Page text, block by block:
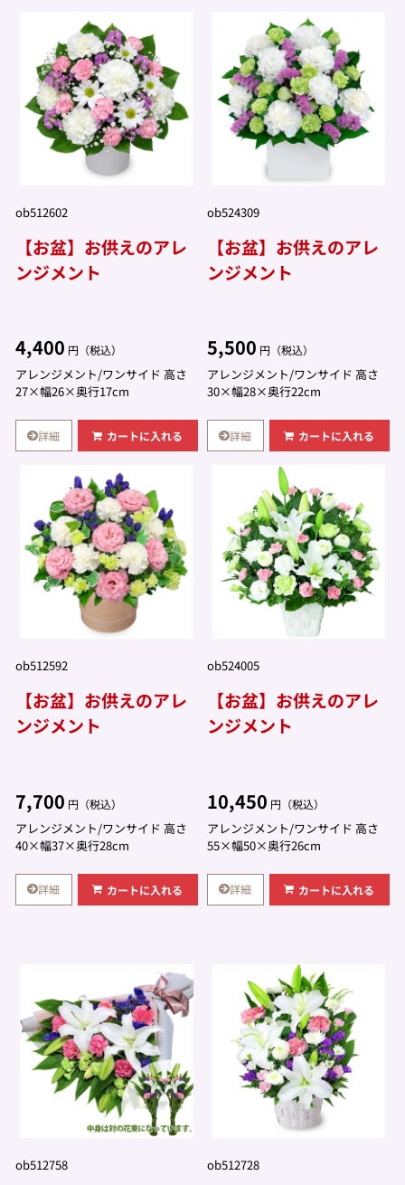
ob512602
【お盆】お供えのアレ
ンジメント
4,400 円（税込）
アレンジメント/ワンサイド 高さ
27×幅26×奥行17cm
詳細 カートに入れる
ob524309
【お盆】お供えのアレ
ンジメント
5,500 円（税込）
アレンジメント/ワンサイド 高さ
30×幅28×奥行22cm
詳細 カートに入れる
ob512592
【お盆】お供えのアレ
ンジメント
7,700 円（税込）
アレンジメント/ワンサイド 高さ
40×幅37×奥行28cm
詳細 カートに入れる
ob524005
【お盆】お供えのアレ
ンジメント
10,450 円（税込）
アレンジメント/ワンサイド 高さ
55×幅50×奥行26cm
詳細 カートに入れる
ob512758 ob512728